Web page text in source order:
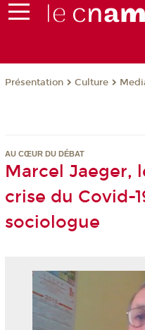
Présentation Culture
AU CŒUR DU DÉBAT
Marcel Jaeger,
crise du Covid-
sociologue